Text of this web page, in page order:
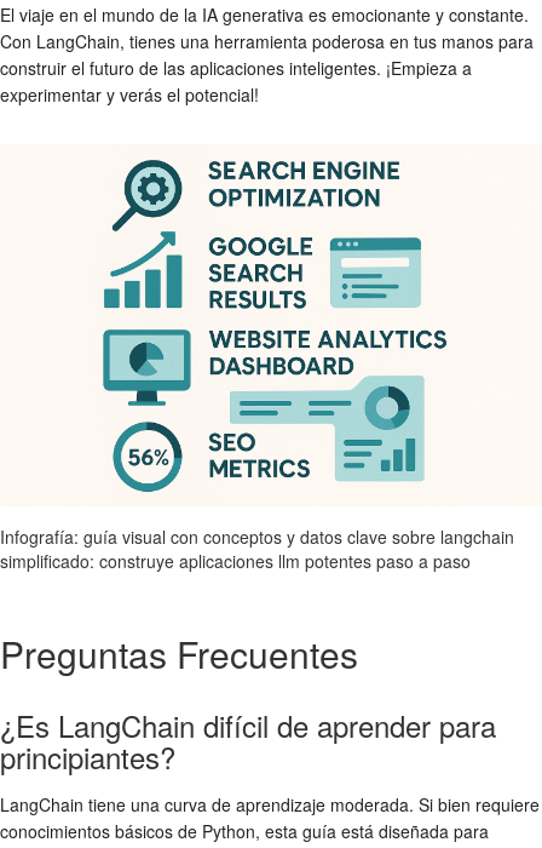
El viaje en el mundo de la IA generativa es emocionante y constante.
Con LangChain, tienes una herramienta poderosa en tus manos para
construir el futuro de las aplicaciones inteligentes. ¡Empieza a
experimentar y verás el potencial!
Infografía: guía visual con conceptos y datos clave sobre langchain
simplificado: construye aplicaciones llm potentes paso a paso
Preguntas Frecuentes
¿Es LangChain difícil de aprender para
principiantes?
LangChain tiene una curva de aprendizaje moderada. Si bien requiere
conocimientos básicos de Python, esta guía está diseñada para